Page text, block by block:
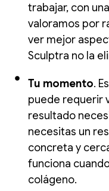
trabajar, con
valoramos por
ver mejor
Sculptra no la
Tu momento.
puede requerir
resultado
necesitas un
concreta y
funciona
colágeno.